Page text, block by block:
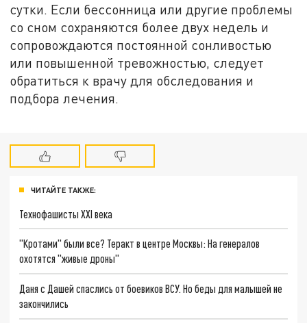
сутки. Если бессонница или другие проблемы
со сном сохраняются более двух недель и
сопровождаются постоянной сонливостью
или повышенной тревожностью, следует
обратиться к врачу для обследования и
подбора лечения.
ЧИТАЙТЕ ТАКЖЕ:
Технофашисты XXI века
"Кротами" были все? Теракт в центре Москвы: На генералов
охотятся "живые дроны"
Даня с Дашей спаслись от боевиков ВСУ. Но беды для малышей не
закончились